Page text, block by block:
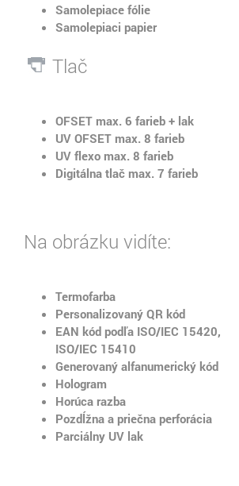
Samolepiace fólie
Samolepiaci papier
Tlač
OFSET max. 6 farieb + lak
UV OFSET max. 8 farieb
UV flexo max. 8 farieb
Digitálna tlač max. 7 farieb
Na obrázku vidíte:
Termofarba
Personalizovaný QR kód
EAN kód podľa ISO/IEC 15420,
ISO/IEC 15410
Generovaný alfanumerický kód
Hologram
Horúca razba
Pozdĺžna a priečna perforácia
Parciálny UV lak